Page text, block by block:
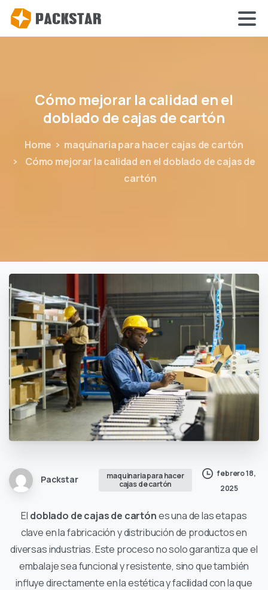
Cómo mejorar la calidad enel
doblado decajas decartón
Home
maquinaria para hacer cajas de cartón
Cómo mejorar la calidad en el doblado de cajas de
cartón
Packstar
maquinaria para hacer
cajas de cartón
febrero 18,
2025
El doblado de cajas de cartónes una de las etapas
clave en la fabricación y distribución de productos en
diversas industrias. Este proceso no solo garantiza que el
embalaje sea funcional y resistente, sino que también
influye directamente en la estética y facilidad con la que